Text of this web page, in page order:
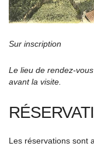
Sur inscription
Le lieu de rendez-
avant la visite.
Les réservations sont